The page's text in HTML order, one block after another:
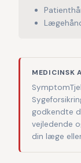
MEDICINSK
godkendte
vejledende
din læge